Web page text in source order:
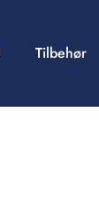
Tilbehør